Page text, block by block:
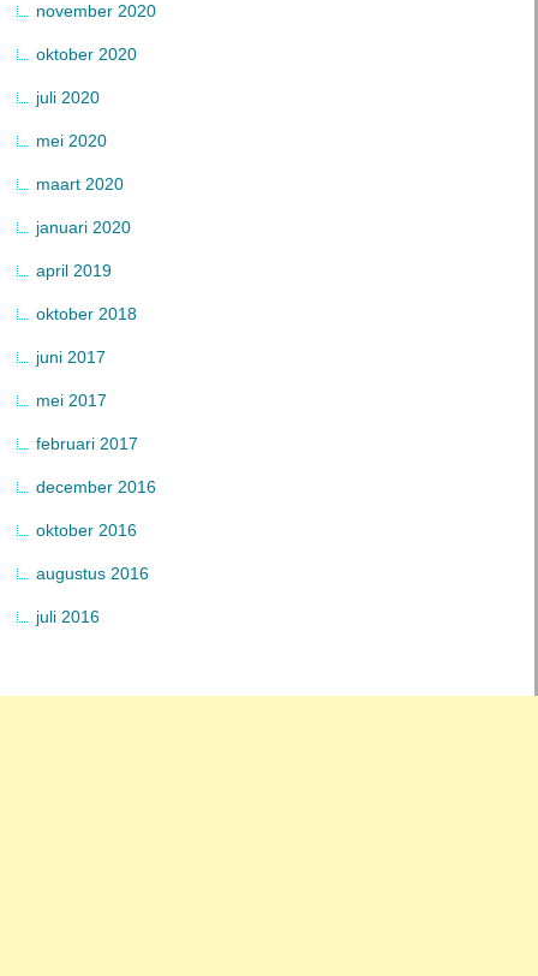
november 2020
oktober 2020
juli 2020
mei 2020
maart 2020
januari 2020
april 2019
oktober 2018
juni 2017
mei 2017
februari 2017
december 2016
oktober 2016
augustus 2016
juli 2016